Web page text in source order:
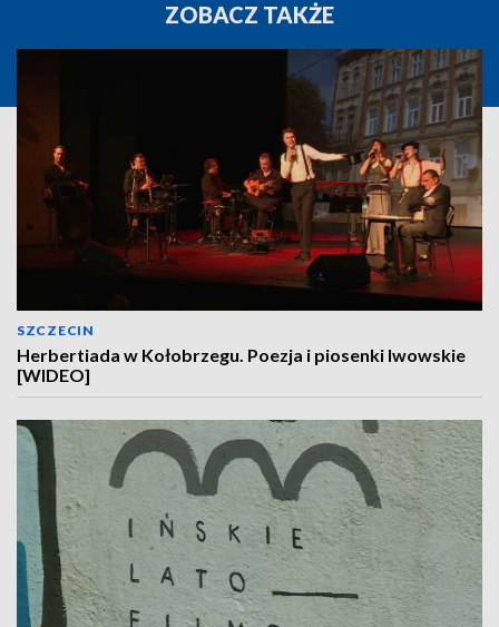
ZOBACZ TAKŻE
SZCZECIN
Herbertiada w Kołobrzegu. Poezja i piosenki lwowskie
[WIDEO]